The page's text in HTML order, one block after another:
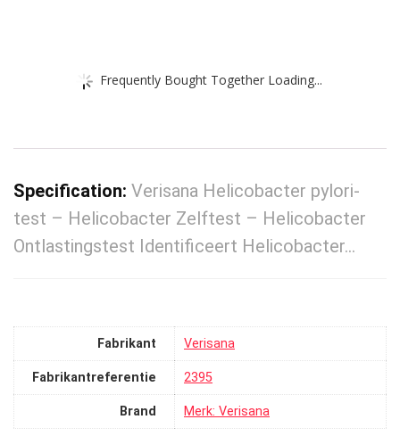
Frequently Bought Together Loading...
Specification: Verisana Helicobacter pylori-
test – Helicobacter Zelftest – Helicobacter
Ontlastingstest Identificeert Helicobacter…
Fabrikant ‎Verisana
Fabrikantreferentie ‎2395
Brand Merk: Verisana